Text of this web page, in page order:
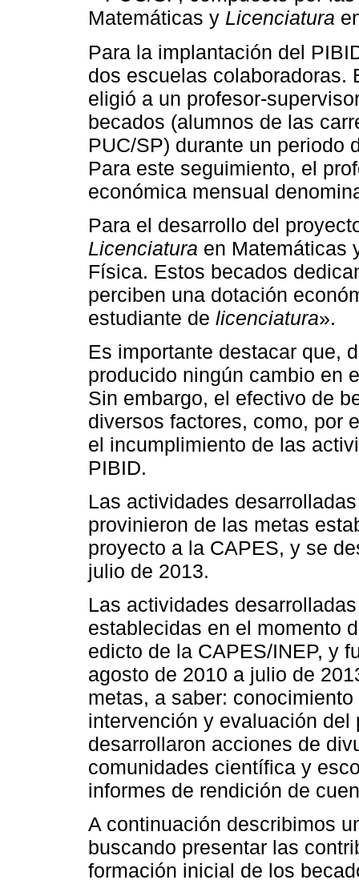
Matemáticas y Licenciatura
Para la implantación del
dos escuelas colaboradoras.
eligió a un profesor-
becados (alumnos de las
PUC/SP) durante un periodo
Para este seguimiento, el
económica mensual
Para el desarrollo del
Licenciatura en Matemáticas
Física. Estos becados
perciben una dotación
estudiante de licenciatura».
Es importante destacar que,
producido ningún cambio en
Sin embargo, el efectivo de
diversos factores, como, por
el incumplimiento de las
PIBID.
Las actividades
provinieron de las metas
proyecto a la CAPES, y se
julio de 2013.
Las actividades
establecidas en el momento
edicto de la CAPES/INEP, y
agosto de 2010 a julio de
metas, a saber:
intervención y evaluación
desarrollaron acciones de
comunidades científica y
informes de rendición de
A continuación describimos
buscando presentar las
formación inicial de los